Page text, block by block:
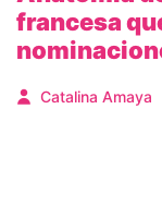
francesa
Catalina Amaya